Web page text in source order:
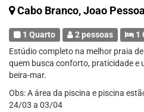
Cabo Branco, Joao Pessoa
1 Quarto 2 pessoas 1
Estúdio completo na melhor praia
quem busca conforto, praticidade e
beira-mar.
Obs: A área da piscina e piscina
24/03 a 03/04